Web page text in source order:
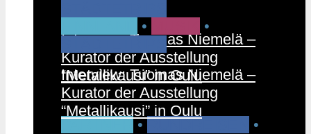
Interview: Tuomas Niemelä –
Kurator der Ausstellung
“Metallikausi” in Oulu
PARTNER • RUNDREISEN
•
•
•
Interview: Tuomas Niemelä –
Kurator der Ausstellung
“Metallikausi” in Oulu